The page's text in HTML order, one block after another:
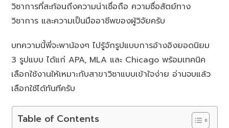
วิชาการที่สะท้อนถึงความน่าเชื่อถือ ความซื่อสัตย์ทาง
วิชาการ และความเป็นมืออาชีพของผู้วิจัยครับ
บทความนี้พี่จะพาน้องๆ ไปรู้จักรูปแบบการอ้างอิงยอดนิยม
3 รูปแบบ ได้แก่ APA, MLA และ Chicago พร้อมเทคนิค
เลือกใช้งานให้เหมาะกับสาขาวิชาแบบเข้าใจง่าย อ่านจบแล้ว
เลือกใช้ได้ทันทีครับ
Table of Contents